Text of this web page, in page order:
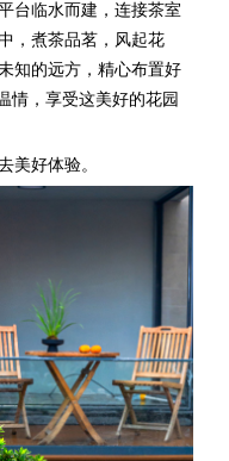
台临水而建，连接茶室
，煮茶品茗，风起花
知的远方，精心布置好
情，享受这美好的花园
美好体验。